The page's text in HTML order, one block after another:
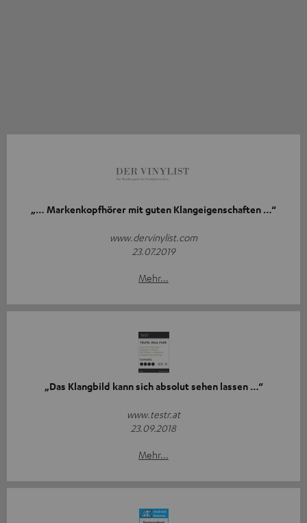
„… Markenkopfhörer mit guten Klangeigenschaften …“
www.dervinylist.com
23.07.2019
Mehr...
„Das Klangbild kann sich absolut sehen lassen …“
www.testr.at
23.09.2018
Mehr...